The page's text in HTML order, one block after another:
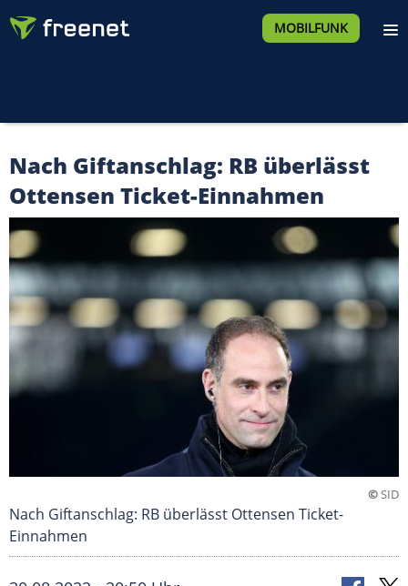
MOBILFUNK
Nach Giftanschlag: RB überlässt
Ottensen Ticket-Einnahmen
©SID
Nach Giftanschlag: RB überlässt Ottensen Ticket-
Einnahmen